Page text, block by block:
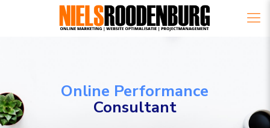
Online Performance
Consultant